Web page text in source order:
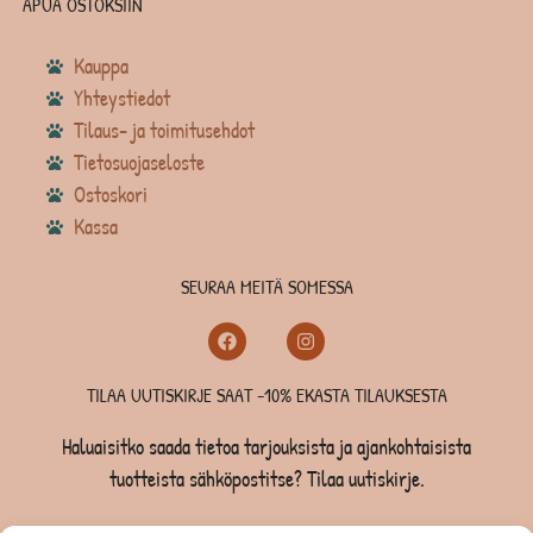
Kauppa
Yhteystiedot
Tilaus- ja toimitusehdot
Tietosuojaseloste
Ostoskori
Kassa
SEURAA MEITÄ SOMESSA
TILAA UUTISKIRJE SAAT -10% EKASTA TILAUKSESTA
Haluaisitko saada tietoa tarjouksista ja ajankohtaisista
tuotteista sähköpostitse? Tilaa uutiskirje.